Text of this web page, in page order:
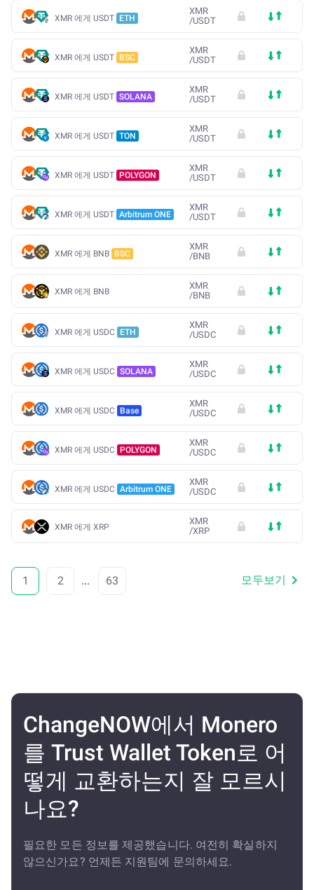
XMR 에게 USDT ETH
XMR
/USDT
XMR 에게 USDT BSC
XMR
/USDT
XMR 에게 USDT SOLANA
XMR
/USDT
XMR 에게 USDT TON
XMR
/USDT
XMR 에게 USDT POLYGON
XMR
/USDT
XMR 에게 USDT Arbitrum ONE
XMR
/USDT
XMR 에게 BNB BSC
XMR
/BNB
XMR 에게 BNB
XMR
/BNB
XMR 에게 USDC ETH
XMR
/USDC
XMR 에게 USDC SOLANA
XMR
/USDC
XMR 에게 USDC Base
XMR
/USDC
XMR 에게 USDC POLYGON
XMR
/USDC
XMR 에게 USDC Arbitrum ONE
XMR
/USDC
XMR 에게 XRP
XMR
/XRP
1 2 ... 63 모두보기
ChangeNOW에서 Monero
를 Trust Wallet Token로 어
떻게 교환하는지 잘 모르시
나요?
필요한 모든 정보를 제공했습니다. 여전히 확실하지
않으신가요? 언제든 지원팀에 문의하세요.